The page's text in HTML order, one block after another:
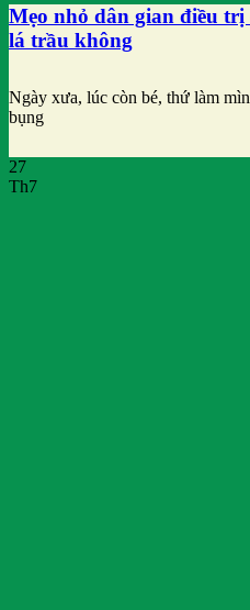
Mẹo nhỏ dân gian điều
lá trầu không
Ngày xưa, lúc còn bé, thứ làm
bụng
27
Th7